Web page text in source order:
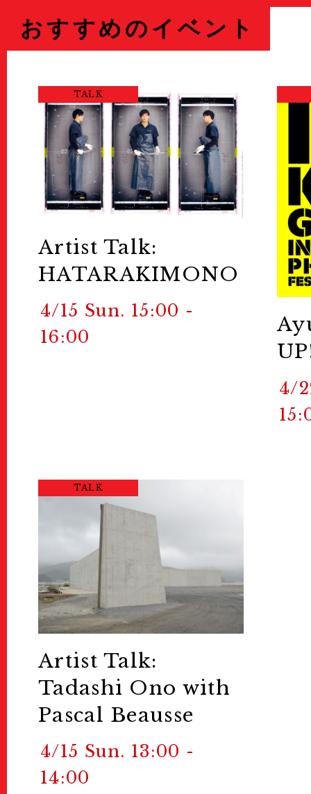
おすすめのイベント
TALK
Artist Talk:
HATARAKIMONO
4/15 Sun. 15:00 -
16:00
4/
TALK
Artist Talk:
Tadashi Ono with
Pascal Beausse
4/15 Sun. 13:00 -
14:00